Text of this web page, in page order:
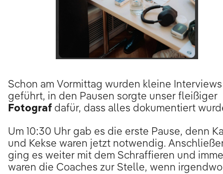
Schon am Vormittag wurden kleine Interviews
geführt, in den Pausen sorgte unser fleißiger
Fotograf dafür, dass alles dokumentiert
Um 10:30 Uhr gab es die erste Pause, denn
und Kekse waren jetzt notwendig.
ging es weiter mit dem Schraffieren und
waren die Coaches zur Stelle, wenn irgendwo